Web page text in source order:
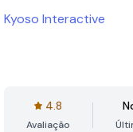
Kyoso Interactive
4.8
Avaliação